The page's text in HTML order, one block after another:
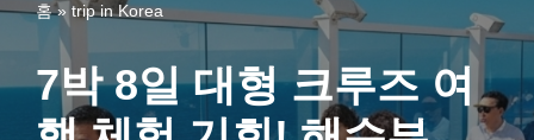
뛰홈» trip in Korea
7박 8일 대형 크루즈 여